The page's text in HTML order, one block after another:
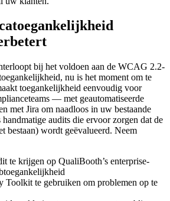
bij het voldoen aan de WCAG 2.2-
nu is het moment om te
toegankelijkheid eenvoudig voor
— met geautomatiseerde
met Jira om naadloos in uw bestaande
handmatige audits die ervoor zorgen dat de
bestaan) wordt geëvalueerd. Neem
te krijgen op QualiBooth’s enterprise-
Toolkit te gebruiken om problemen op te